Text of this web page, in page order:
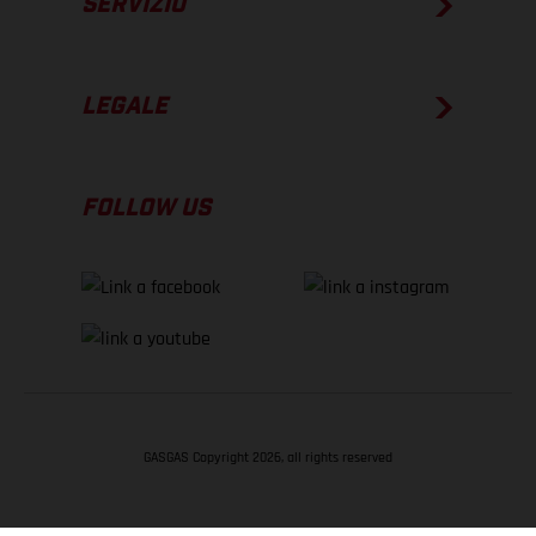
SERVIZIO
LEGALE
FOLLOW US
GASGAS Copyright 2026, all rights reserved